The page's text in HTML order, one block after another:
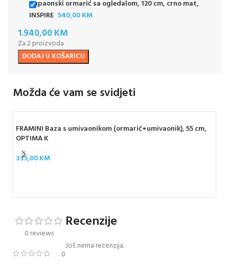
Kupaonski ormarić sa ogledalom, 120 cm, crno mat,
INSPIRE 540,00KM
1.940,00KM
Za 2 proizvoda
DODAJ U KOŠARICU
Možda će vam se svidjeti
FRAMINI Baza s umivaonikom (ormarić+umivaonik), 55 cm,
OPTIMA K
335,00KM
0 reviews
0
Recenzije
Još nema recenzija.